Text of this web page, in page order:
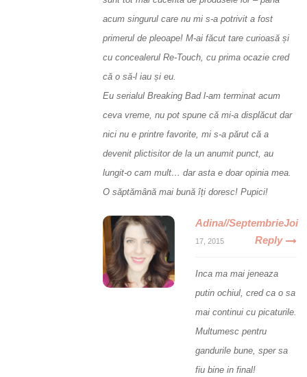
acum singurul care nu mi s-a potrivit a fost
primerul de pleoape! M-ai făcut tare curioasă și
cu concealerul Re-Touch, cu prima ocazie cred
că o să-l iau și eu.
Eu serialul Breaking Bad l-am terminat acum
ceva vreme, nu pot spune că mi-a displăcut dar
nici nu e printre favorite, mi s-a părut că a
devenit plictisitor de la un anumit punct, au
lungit-o cam mult… dar asta e doar opinia mea.
O săptămână mai bună îți doresc! Pupici!
Adina//SeptembrieJoi
17, 2015 Reply
Inca ma mai jeneaza
putin ochiul, cred ca o sa
mai continui cu picaturile.
Multumesc pentru
gandurile bune, sper sa
fiu bine in final!